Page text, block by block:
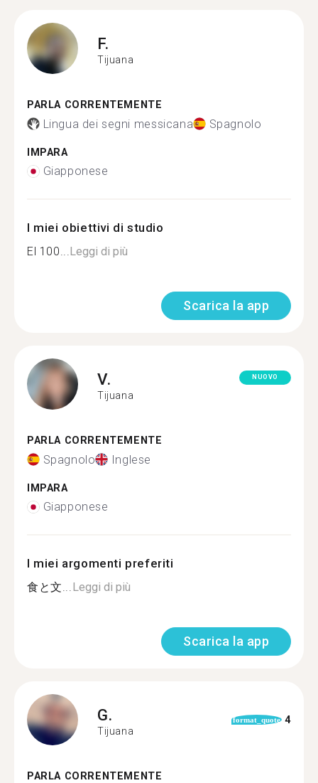
F.
Tijuana
PARLA CORRENTEMENTE
Lingua dei segni messicana Spagnolo
IMPARA
Giapponese
I miei obiettivi di studio
El 100...Leggi di più
Scarica la app
V.
Tijuana
NUOVO
PARLA CORRENTEMENTE
Spagnolo Inglese
IMPARA
Giapponese
I miei argomenti preferiti
食と文...Leggi di più
Scarica la app
G.
Tijuana
format_quote 4
PARLA CORRENTEMENTE